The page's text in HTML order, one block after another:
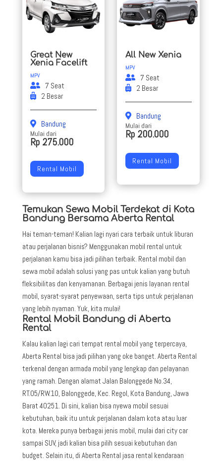
Great New
Xenia Facelift
MPV
7 Seat
2 Besar
Bandung
Mulai dari
Rp 275.000
Rental Mobil
All New Xenia
MPV
7 Seat
2 Besar
Bandung
Mulai dari
Rp 200.000
Rental Mobil
Temukan Sewa Mobil Terdekat di Kota
Bandung Bersama Aberta Rental
Hai teman-teman! Kalian lagi nyari cara terbaik untuk liburan
atau perjalanan bisnis? Menggunakan mobil rental untuk
perjalanan kamu bisa jadi pilihan terbaik. Rental mobil dan
sewa mobil adalah solusi yang pas untuk kalian yang butuh
fleksibilitas dan kenyamanan. Berbagai jenis layanan rental
mobil, syarat-syarat penyewaan, serta tips untuk perjalanan
yang lebih nyaman. Yuk, kita mulai!
Rental Mobil Bandung di Aberta
Rental
Kalau kalian lagi cari tempat rental mobil yang terpercaya,
Aberta Rental bisa jadi pilihan yang oke banget. Aberta Rental
terkenal dengan armada mobil yang lengkap dan pelayanan
yang ramah. Dengan alamat Jalan Balonggede No.34,
RT.05/RW.10, Balonggede, Kec. Regol, Kota Bandung, Jawa
Barat 40251. Di sini, kalian bisa nyewa mobil sesuai
kebutuhan, baik itu untuk perjalanan dalam kota atau luar
kota. Mereka punya berbagai jenis mobil, mulai dari city car
sampai SUV, jadi kalian bisa pilih sesuai kebutuhan dan
budget. Selain itu, di Aberta Rental jasa rental kendaraan